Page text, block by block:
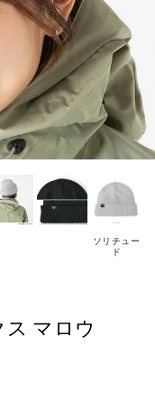
ソリチュー
ド
マロウ